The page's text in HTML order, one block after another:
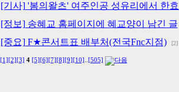
[기사] '봄의왈츠' 여주인공 성유리에서 한
[정보] 송혜교 홈페이지에 혜교양이 남긴 글
[중요] F★콘서트표 배부처(전국Fnc지점) [2]
[1] [2] [3] 4 [5] [6] [7] [8] [9] [10] [505]